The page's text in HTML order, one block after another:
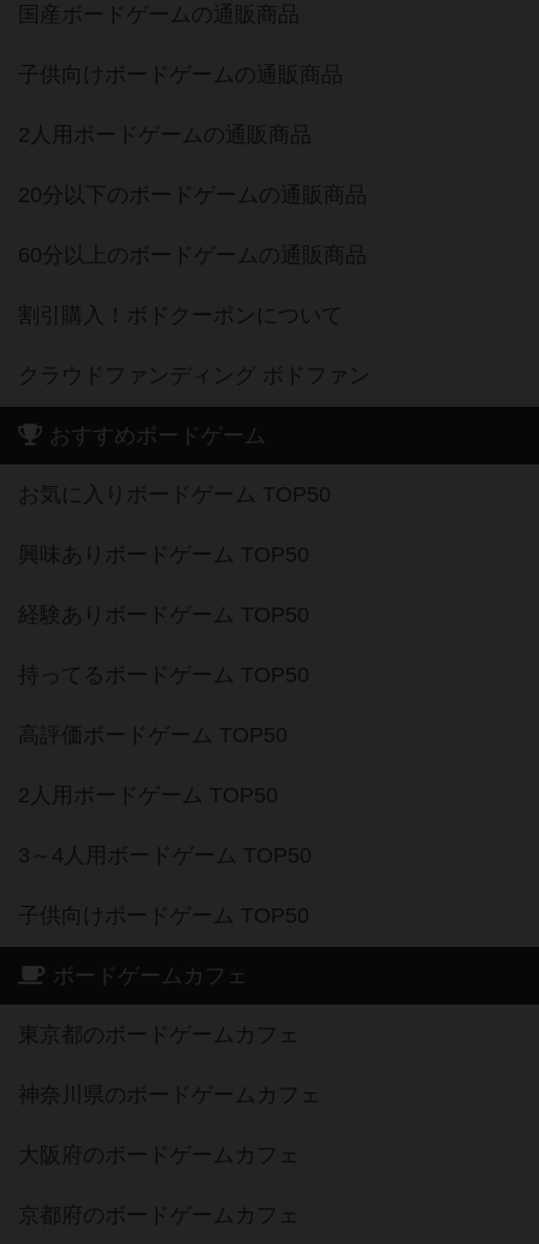
国産ボードゲームの通販商品
子供向けボードゲームの通販商品
2人用ボードゲームの通販商品
20分以下のボードゲームの通販商品
60分以上のボードゲームの通販商品
割引購入！ボドクーポンについて
クラウドファンディング ボドファン
おすすめボードゲーム
お気に入りボードゲーム TOP50
興味ありボードゲーム TOP50
経験ありボードゲーム TOP50
持ってるボードゲーム TOP50
高評価ボードゲーム TOP50
2人用ボードゲーム TOP50
3～4人用ボードゲーム TOP50
子供向けボードゲーム TOP50
ボードゲームカフェ
東京都のボードゲームカフェ
神奈川県のボードゲームカフェ
大阪府のボードゲームカフェ
京都府のボードゲームカフェ